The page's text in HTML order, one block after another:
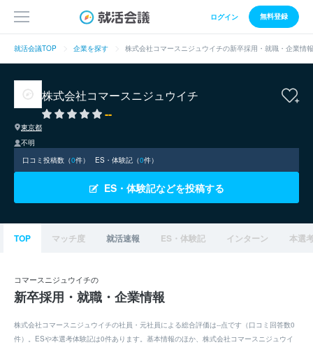
ログイン 無料登録
就活会議TOP 企業を探す 株式会社コマースニジュウイチの新卒採用・就職・企業情報
株式会社コマースニジュウイチ
--
東京都
不明
口コミ投稿数（0件） ES・体験記（0件）
ES・体験記などを投稿する
TOP マッチ度 就活速報 ES・体験記 インターン 本選
コマースニジュウイチの
新卒採用・就職・企業情報
株式会社コマースニジュウイチの社員・元社員による総合評価は--点です（口コミ回答数0
件）。ESや本選考体験記は0件あります。基本情報のほか、株式会社コマースニジュウイ